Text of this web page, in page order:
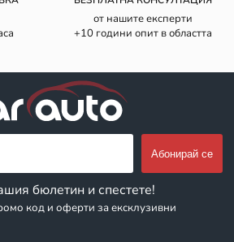
от нашите експерти
+10 години опит в областта
бюлетин и спестете!
код и оферти за ексклузивни